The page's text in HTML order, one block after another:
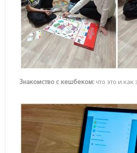
Знакомство с кешбеком: что это и как